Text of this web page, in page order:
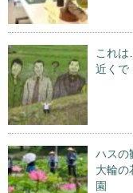
これ
近くで
ハスの
大輪
園